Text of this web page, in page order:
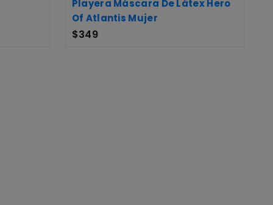
Playera Máscara De Látex Hero
Of Atlantis Mujer
$349